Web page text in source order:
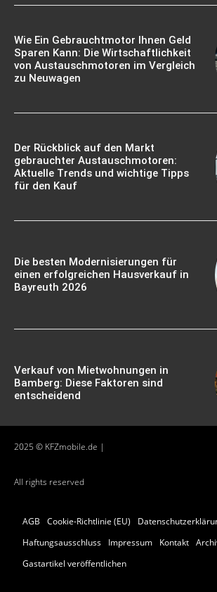
Wie Ein Gebrauchtmotor Ihnen Geld
Sparen Kann: Die Wirtschaftlichkeit
von Austauschmotoren im Vergleich
zu Neuwagen
Der Rückblick auf den Markt
gebrauchter Austauschmotoren:
Aktuelle Trends und wichtige Tipps
für den Kauf
Die besten Modernisierungen für
einen erfolgreichen Hausverkauf in
Bayreuth 2026
Verkauf von Mietwohnungen in
Bamberg: Diese Faktoren sind
entscheidend
2025 © KFZmobile.de |
All rights reserved
AGB Cookie-Richtlinie (EU)
Haftungsausschluss
Impressum Kontakt
Gastartikel veröffentlichen